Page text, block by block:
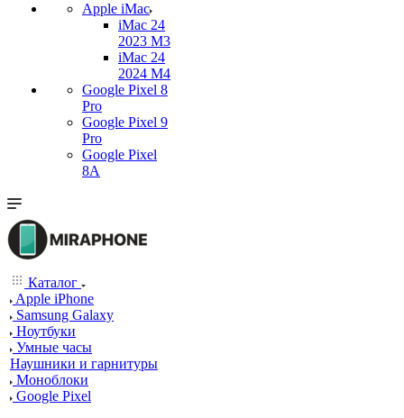
Apple iMac
iMac 24
2023 M3
iMac 24
2024 M4
Google Pixel 8
Pro
Google Pixel 9
Pro
Google Pixel
8A
Каталог
Apple iPhone
Samsung Galaxy
Ноутбуки
Умные часы
Наушники и гарнитуры
Моноблоки
Google Pixel